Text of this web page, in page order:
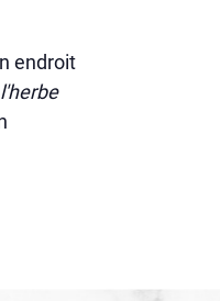
endroit